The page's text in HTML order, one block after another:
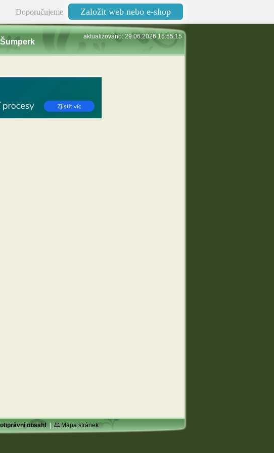
Doporučujeme Založit web nebo e-shop
aktualizováno: 29.06.2026 16:55:15
obsah!| Mapa stránek